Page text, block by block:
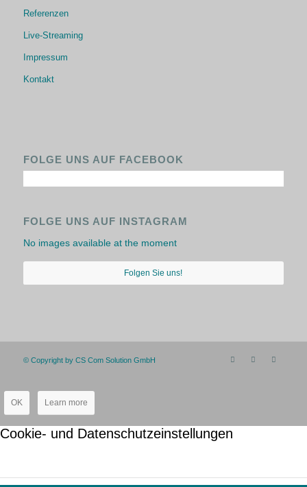
Referenzen
Live-Streaming
Impressum
Kontakt
FOLGE UNS AUF FACEBOOK
FOLGE UNS AUF INSTAGRAM
No images available at the moment
Folgen Sie uns!
© Copyright by CS Com Solution GmbH
OK Learn more
Cookie- und Datenschutzeinstellungen